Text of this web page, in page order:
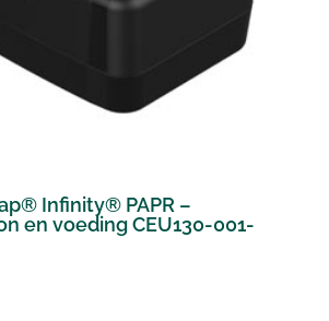
Infinity® PAPR –
en voeding CEU130-001-